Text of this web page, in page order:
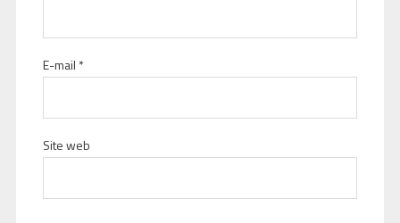
E-mail *
Site web